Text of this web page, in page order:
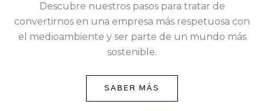
Descubre nuestros pasos para tratar de
convertirnos en una empresa más respetuosa con
el medioambiente y ser parte de un mundo más
sostenible.
SABER MÁS